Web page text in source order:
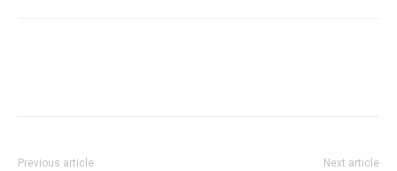
Previous article Next article